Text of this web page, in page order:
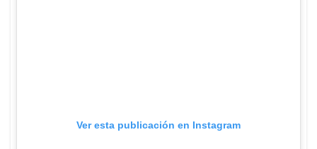
Ver esta publicación en Instagram